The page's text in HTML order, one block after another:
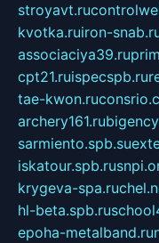
stroyavt.ru
kvotka.ruiron-
associaciya39.ru
cpt21.ruispecspb.ru
tae-kwon.ru
archery161.ru
sarmiento.spb.su
iskatour.spb.ru
krygeva-spa.ru
hl-beta.spb.ru
epoha-metalband.ru